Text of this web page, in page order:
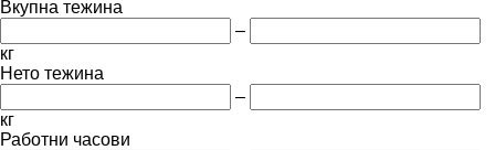
Вкупна тежина
–
кг
Нето тежина
–
кг
Работни часови